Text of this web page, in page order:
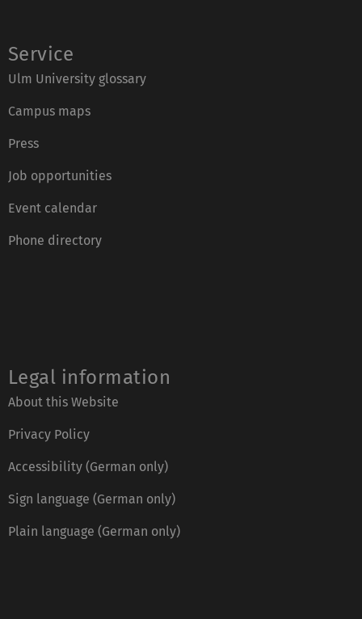
Service
Ulm University glossary
Campus maps
Press
Job opportunities
Event calendar
Phone directory
Legal information
About this Website
Privacy Policy
Accessibility (German only)
Sign language (German only)
Plain language (German only)